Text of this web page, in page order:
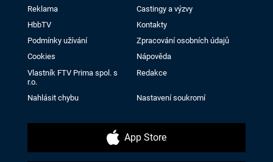
Reklama
Castingy a výzvy
HbbTV
Kontakty
Podmínky užívání
Zpracování osobních údajů
Cookies
Nápověda
Vlastník FTV Prima spol. s
r.o.
Redakce
Nahlásit chybu Nastavení soukromí
App Store